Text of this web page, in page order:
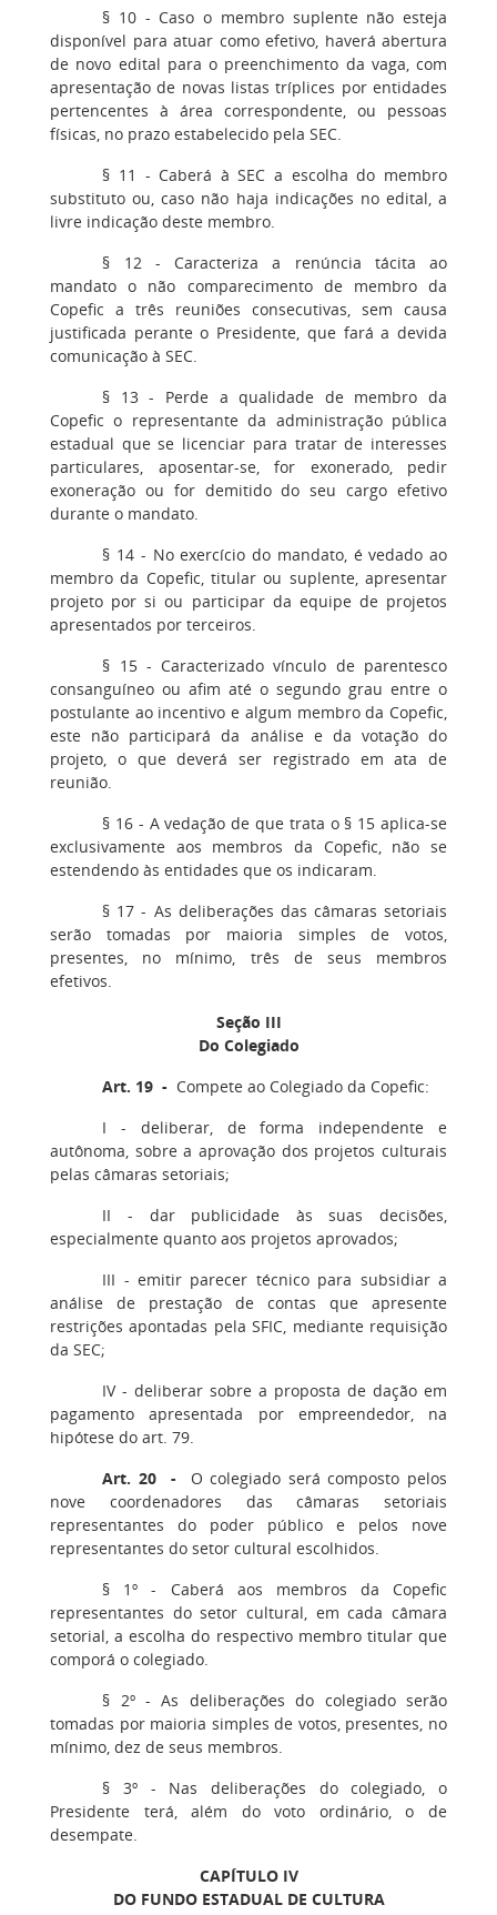
§ 10 - Caso o membro suplente não esteja
disponível para atuar como efetivo, haverá abertura
de novo edital para o preenchimento da vaga, com
apresentação de novas listas tríplices por entidades
pertencentes à área correspondente, ou pessoas
físicas, no prazo estabelecido pela SEC.
§ 11 - Caberá à SEC a escolha do membro
substituto ou, caso não haja indicações no edital, a
livre indicação deste membro.
§ 12 - Caracteriza a renúncia tácita ao
mandato o não comparecimento de membro da
Copefic a três reuniões consecutivas, sem causa
justificada perante o Presidente, que fará a devida
comunicação à SEC.
§ 13 - Perde a qualidade de membro da
Copefic o representante da administração pública
estadual que se licenciar para tratar de interesses
particulares, aposentar-se, for exonerado, pedir
exoneração ou for demitido do seu cargo efetivo
durante o mandato.
§ 14 - No exercício do mandato, é vedado ao
membro da Copefic, titular ou suplente, apresentar
projeto por si ou participar da equipe de projetos
apresentados por terceiros.
§ 15 - Caracterizado vínculo de parentesco
consanguíneo ou afim até o segundo grau entre o
postulante ao incentivo e algum membro da Copefic,
este não participará da análise e da votação do
projeto, o que deverá ser registrado em ata de
reunião.
§ 16 - A vedação de que trata o § 15 aplica-se
exclusivamente aos membros da Copefic, não se
estendendo às entidades que os indicaram.
§ 17 - As deliberações das câmaras setoriais
serão tomadas por maioria simples de votos,
presentes, no mínimo, três de seus membros
efetivos.
Seção III
Do Colegiado
Art. 19 - Compete ao Colegiado da Copefic:
I - deliberar, de forma independente e
autônoma, sobre a aprovação dos projetos culturais
pelas câmaras setoriais;
II - dar publicidade às suas decisões,
especialmente quanto aos projetos aprovados;
III - emitir parecer técnico para subsidiar a
análise de prestação de contas que apresente
restrições apontadas pela SFIC, mediante requisição
da SEC;
IV - deliberar sobre a proposta de dação em
pagamento apresentada por empreendedor, na
hipótese do art. 79.
Art. 20 - O colegiado será composto pelos
nove coordenadores das câmaras setoriais
representantes do poder público e pelos nove
representantes do setor cultural escolhidos.
§ 1º - Caberá aos membros da Copefic
representantes do setor cultural, em cada câmara
setorial, a escolha do respectivo membro titular que
comporá o colegiado.
§ 2º - As deliberações do colegiado serão
tomadas por maioria simples de votos, presentes, no
mínimo, dez de seus membros.
§ 3º - Nas deliberações do colegiado, o
Presidente terá, além do voto ordinário, o de
desempate.
CAPÍTULO IV
DO FUNDO ESTADUAL DE CULTURA